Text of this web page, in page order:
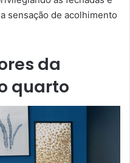
sensação de acolhimento
da
quarto